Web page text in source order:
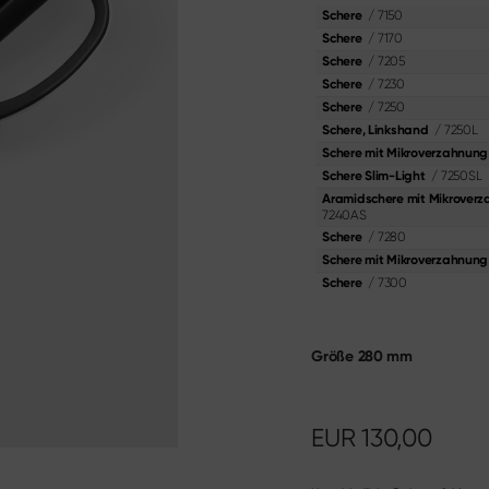
The Legend – Anniversary Edition
Shun Classic Red
Shun Kohen Set
Messer- & Geschenksets
Materialien & Pflege
Hier entdecken
Schere / 7150
Schere / 7170
Schere / 7205
Schere / 7230
Schere / 7250
Schere, Linkshand / 7250L
Schere mit Mikroverzahnung
Schere Slim-Light / 7250SL
Aramidschere mit
7240AS
Schere / 7280
Schere mit Mikroverzahnung
Schere / 7300
Größe280 mm
EUR 130,00